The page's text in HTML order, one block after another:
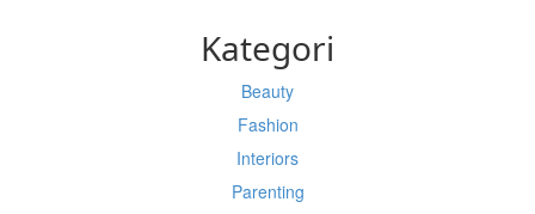
Kategori
Beauty
Fashion
Interiors
Parenting